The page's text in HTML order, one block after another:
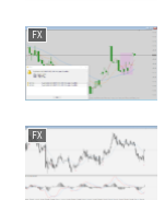
FX
FX